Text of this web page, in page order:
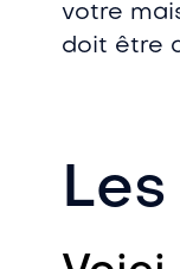
votre
doit être